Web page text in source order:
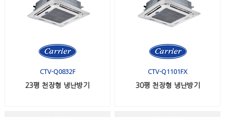
CTV-Q0832F
23평 천장형 냉난방기
CTV-Q1101FX
30평 천장형 냉난방기